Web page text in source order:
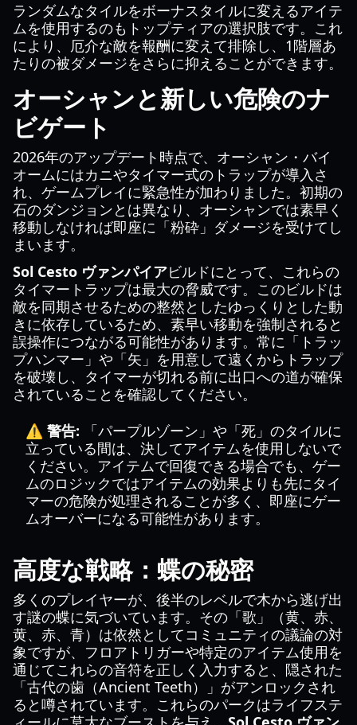
ランダムなタイルをボーナスタイルに変えるアイテ
ムを使用するのもトップティアの選択肢です。これ
により、厄介な敵を報酬に変えて排除し、1階層あ
たりの被ダメージをさらに抑えることができます。
オーシャンと新しい危険のナ
ビゲート
2026年のアップデート時点で、オーシャン・バイ
オームにはカニやタイマー式のトラップが導入さ
れ、ゲームプレイに緊急性が加わりました。初期の
石のダンジョンとは異なり、オーシャンでは素早く
移動しなければ即座に「粉砕」ダメージを受けてし
まいます。
Sol Cesto ヴァンパイアビルドにとって、これらの
タイマートラップは最大の脅威です。このビルドは
敵を同期させるための整然としたゆっくりとした動
きに依存しているため、素早い移動を強制されると
誤操作につながる可能性があります。常に「トラッ
プハンマー」や「矢」を用意して遠くからトラップ
を破壊し、タイマーが切れる前に出口への道が確保
されていることを確認してください。
⚠️ 警告: 「パープルゾーン」や「死」のタイルに
立っている間は、決してアイテムを使用しないで
ください。アイテムで回復できる場合でも、ゲー
ムのロジックではアイテムの効果よりも先にタイ
マーの危険が処理されることが多く、即座にゲー
ムオーバーになる可能性があります。
高度な戦略：蝶の秘密
多くのプレイヤーが、後半のレベルで木から逃げ出
す謎の蝶に気づいています。その「歌」（黄、赤、
黄、赤、青）は依然としてコミュニティの議論の対
象ですが、フロアトリガーや特定のアイテム使用を
通じてこれらの音符を正しく入力すると、隠された
「古代の歯（Ancient Teeth）」がアンロックされ
ると噂されています。これらのパークはライフステ